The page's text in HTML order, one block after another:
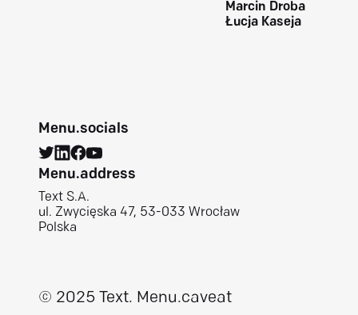
Marcin Droba
Łucja Kaseja
Menu.socials
Menu.address
Text S.A.
ul. Zwycięska 47, 53-033 Wrocław
Polska
© 2025 Text. Menu.caveat